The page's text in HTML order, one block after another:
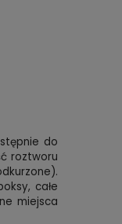
do
roztworu
całe
miejsca